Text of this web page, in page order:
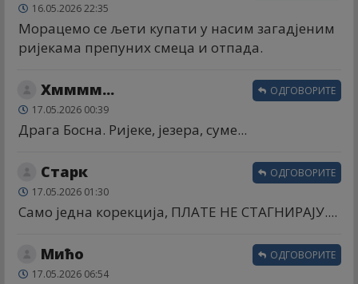
16.05.2026 22:35
Морацемо се љети купати у насим загадјеним
ријекама препуних смеца и отпада.
Хмммм...
17.05.2026 00:39
Драга Босна. Ријеке, језера, суме...
ОДГОВОРИТЕ
Старк
17.05.2026 01:30
Само једна корекција, ПЛАТЕ НЕ СТАГНИРАЈУ....
ОДГОВОРИТЕ
Мићо
17.05.2026 06:54
ОДГОВОРИТЕ